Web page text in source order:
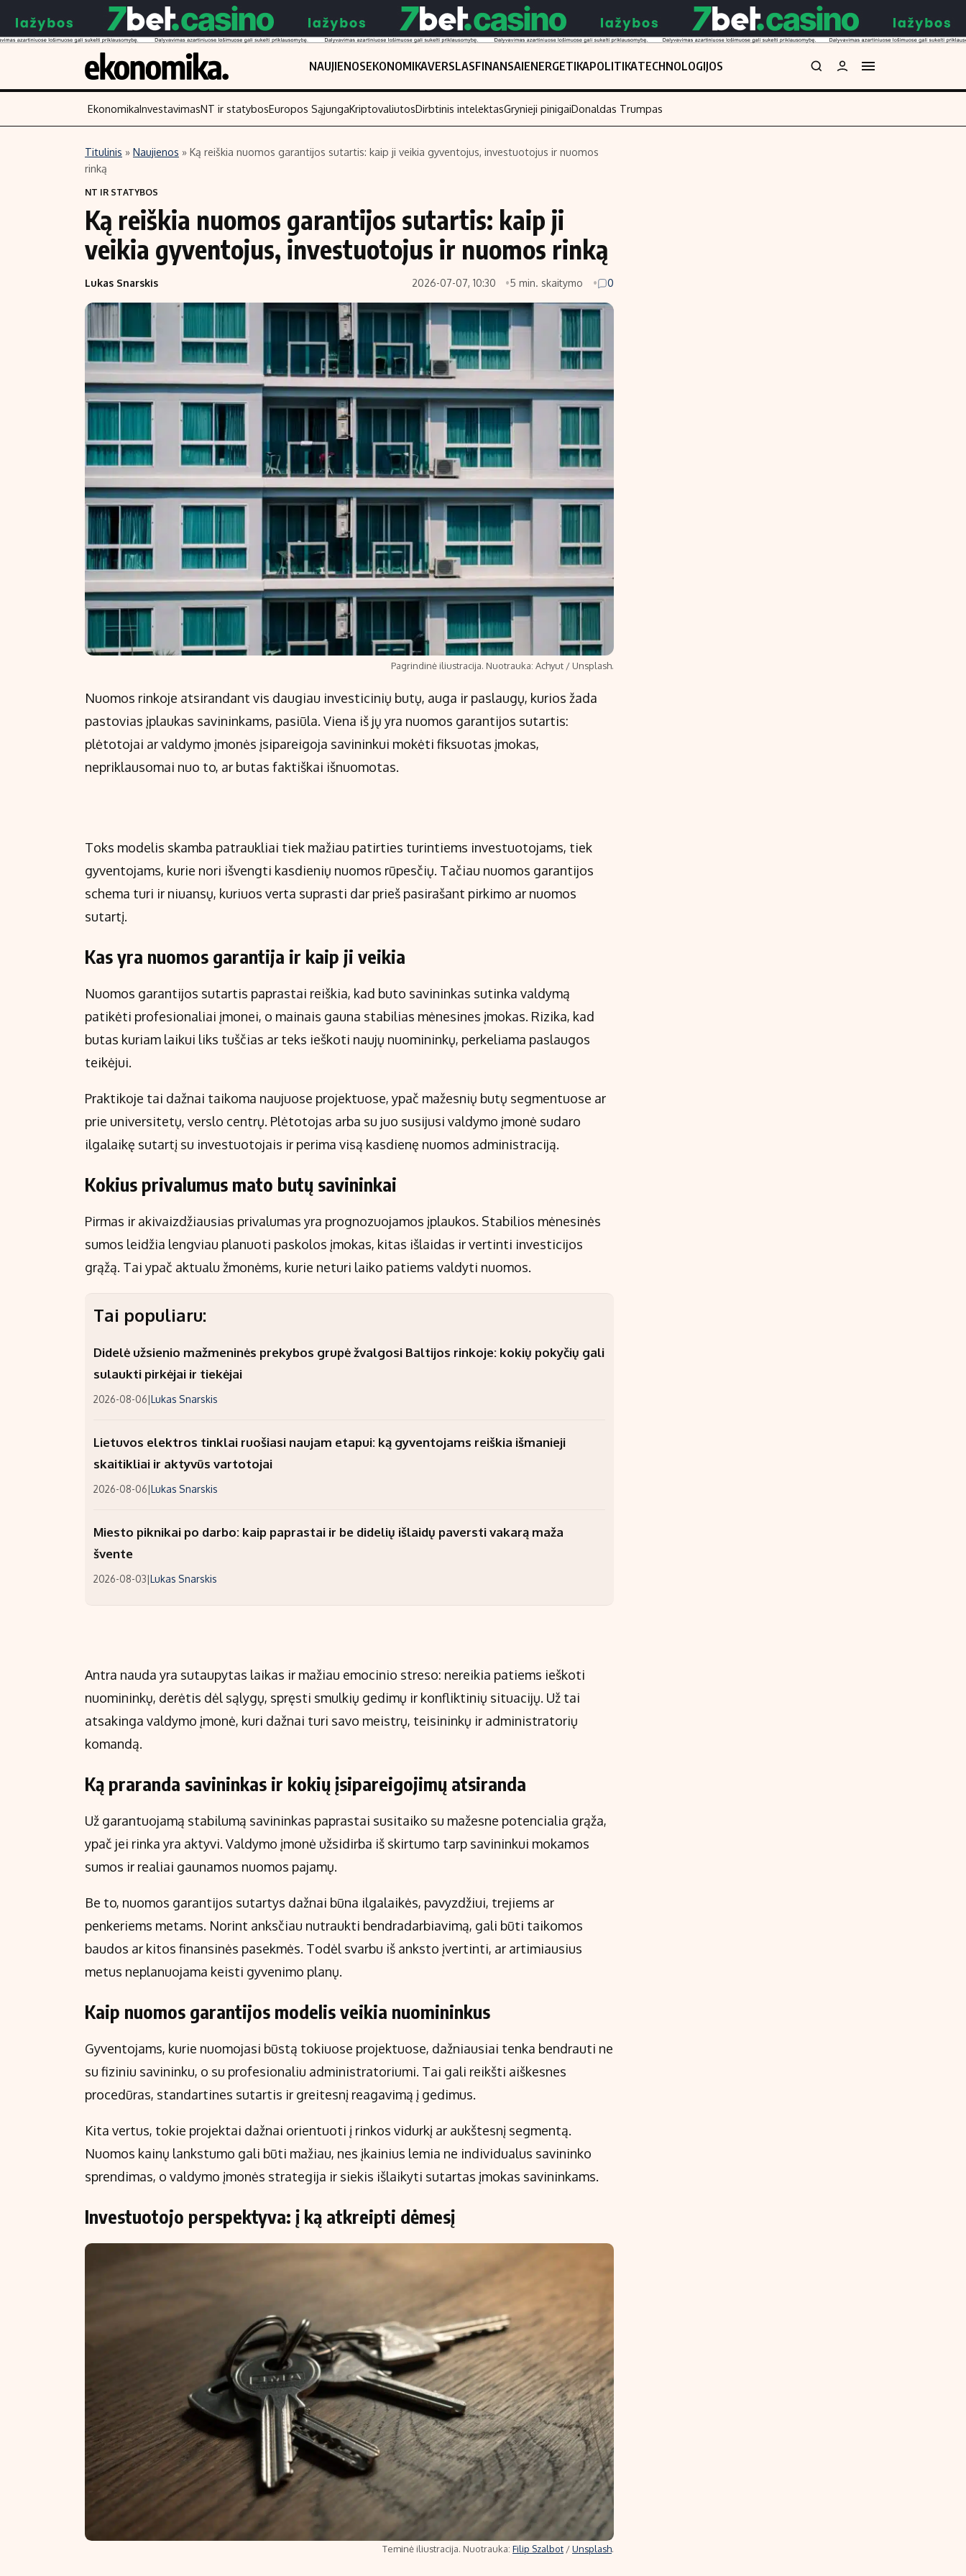
NAUJIENOSEKONOMIKAVERSLASFINANSAIENERGETIKAPOLITIKATECHNOLOGIJOS
Turinys
Naujienos
Aplinka
Verslas
Politika
NT ir statybos
Įmonės
Žemės ūkis
Technologijos
Akcijų rinka
Saulės elektrinės
Migracija
Indėlių skaičiuoklė
Būsto finansai
Įdomios naujienos
EkonomikaInvestavimasNT ir statybosEuropos SąjungaKriptovaliutosDirbtinis intelektasGrynieji pinigaiDonaldas Trumpas
Titulinis » Naujienos » Ką reiškia nuomos garantijos sutartis: kaip ji veikia gyventojus, investuotojus ir nuomos
rinką
NT IR STATYBOS
Ką reiškia nuomos garantijos sutartis: kaip ji
veikia gyventojus, investuotojus ir nuomos rinką
Lukas Snarskis 2026-07-07, 10:30 5 min. skaitymo 0
Pagrindinė iliustracija. Nuotrauka: Achyut / Unsplash.
Nuomos rinkoje atsirandant vis daugiau investicinių butų, auga ir paslaugų, kurios žada
pastovias įplaukas savininkams, pasiūla. Viena iš jų yra nuomos garantijos sutartis:
plėtotojai ar valdymo įmonės įsipareigoja savininkui mokėti fiksuotas įmokas,
nepriklausomai nuo to, ar butas faktiškai išnuomotas.
Toks modelis skamba patraukliai tiek mažiau patirties turintiems investuotojams, tiek
gyventojams, kurie nori išvengti kasdienių nuomos rūpesčių. Tačiau nuomos garantijos
schema turi ir niuansų, kuriuos verta suprasti dar prieš pasirašant pirkimo ar nuomos
sutartį.
Kas yra nuomos garantija ir kaip ji veikia
Nuomos garantijos sutartis paprastai reiškia, kad buto savininkas sutinka valdymą
patikėti profesionaliai įmonei, o mainais gauna stabilias mėnesines įmokas. Rizika, kad
butas kuriam laikui liks tuščias ar teks ieškoti naujų nuomininkų, perkeliama paslaugos
teikėjui.
Praktikoje tai dažnai taikoma naujuose projektuose, ypač mažesnių butų segmentuose ar
prie universitetų, verslo centrų. Plėtotojas arba su juo susijusi valdymo įmonė sudaro
ilgalaikę sutartį su investuotojais ir perima visą kasdienę nuomos administraciją.
Kokius privalumus mato butų savininkai
Pirmas ir akivaizdžiausias privalumas yra prognozuojamos įplaukos. Stabilios mėnesinės
sumos leidžia lengviau planuoti paskolos įmokas, kitas išlaidas ir vertinti investicijos
grąžą. Tai ypač aktualu žmonėms, kurie neturi laiko patiems valdyti nuomos.
Tai populiaru:
Didelė užsienio mažmeninės prekybos grupė žvalgosi Baltijos rinkoje: kokių pokyčių gali
sulaukti pirkėjai ir tiekėjai
2026-08-06|Lukas Snarskis
Lietuvos elektros tinklai ruošiasi naujam etapui: ką gyventojams reiškia išmanieji
skaitikliai ir aktyvūs vartotojai
2026-08-06|Lukas Snarskis
Miesto piknikai po darbo: kaip paprastai ir be didelių išlaidų paversti vakarą maža
švente
2026-08-03|Lukas Snarskis
Antra nauda yra sutaupytas laikas ir mažiau emocinio streso: nereikia patiems ieškoti
nuomininkų, derėtis dėl sąlygų, spręsti smulkių gedimų ir konfliktinių situacijų. Už tai
atsakinga valdymo įmonė, kuri dažnai turi savo meistrų, teisininkų ir administratorių
komandą.
Ką praranda savininkas ir kokių įsipareigojimų atsiranda
Už garantuojamą stabilumą savininkas paprastai susitaiko su mažesne potencialia grąža,
ypač jei rinka yra aktyvi. Valdymo įmonė užsidirba iš skirtumo tarp savininkui mokamos
sumos ir realiai gaunamos nuomos pajamų.
Be to, nuomos garantijos sutartys dažnai būna ilgalaikės, pavyzdžiui, trejiems ar
penkeriems metams. Norint anksčiau nutraukti bendradarbiavimą, gali būti taikomos
baudos ar kitos finansinės pasekmės. Todėl svarbu iš anksto įvertinti, ar artimiausius
metus neplanuojama keisti gyvenimo planų.
Kaip nuomos garantijos modelis veikia nuomininkus
Gyventojams, kurie nuomojasi būstą tokiuose projektuose, dažniausiai tenka bendrauti ne
su fiziniu savininku, o su profesionaliu administratoriumi. Tai gali reikšti aiškesnes
procedūras, standartines sutartis ir greitesnį reagavimą į gedimus.
Kita vertus, tokie projektai dažnai orientuoti į rinkos vidurkį ar aukštesnį segmentą.
Nuomos kainų lankstumo gali būti mažiau, nes įkainius lemia ne individualus savininko
sprendimas, o valdymo įmonės strategija ir siekis išlaikyti sutartas įmokas savininkams.
Investuotojo perspektyva: į ką atkreipti dėmesį
Teminė iliustracija. Nuotrauka: Filip Szalbot /Unsplash.